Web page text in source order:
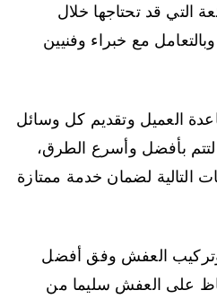
التي قد تحتاجها خلال
مع خبراء وفنيين
العميل وتقديم كل وسائل
لتتم بأفضل وأسرع الطرق،
التالية لضمان خدمة ممتازة
وتركيب العفش وفق أفضل
على العفش سليما من